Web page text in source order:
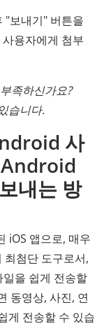
"보내기" 버튼을
용자에게 첨부
족하신가요?
습니다.
사
내는 방
iOS 앱으로, 매우
최첨단 도구로서,
을 쉽게 전송할
동영상, 사진, 연
게 전송할 수 있습